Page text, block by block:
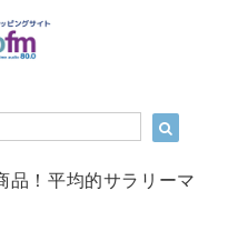
品！平均的サラリーマ